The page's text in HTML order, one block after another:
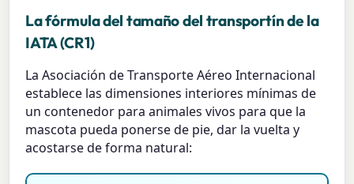
La fórmula del tamaño del transportín de la
IATA (CR1)
La Asociación de Transporte Aéreo Internacional
establece las dimensiones interiores mínimas de
un contenedor para animales vivos para que la
mascota pueda ponerse de pie, dar la vuelta y
acostarse de forma natural: